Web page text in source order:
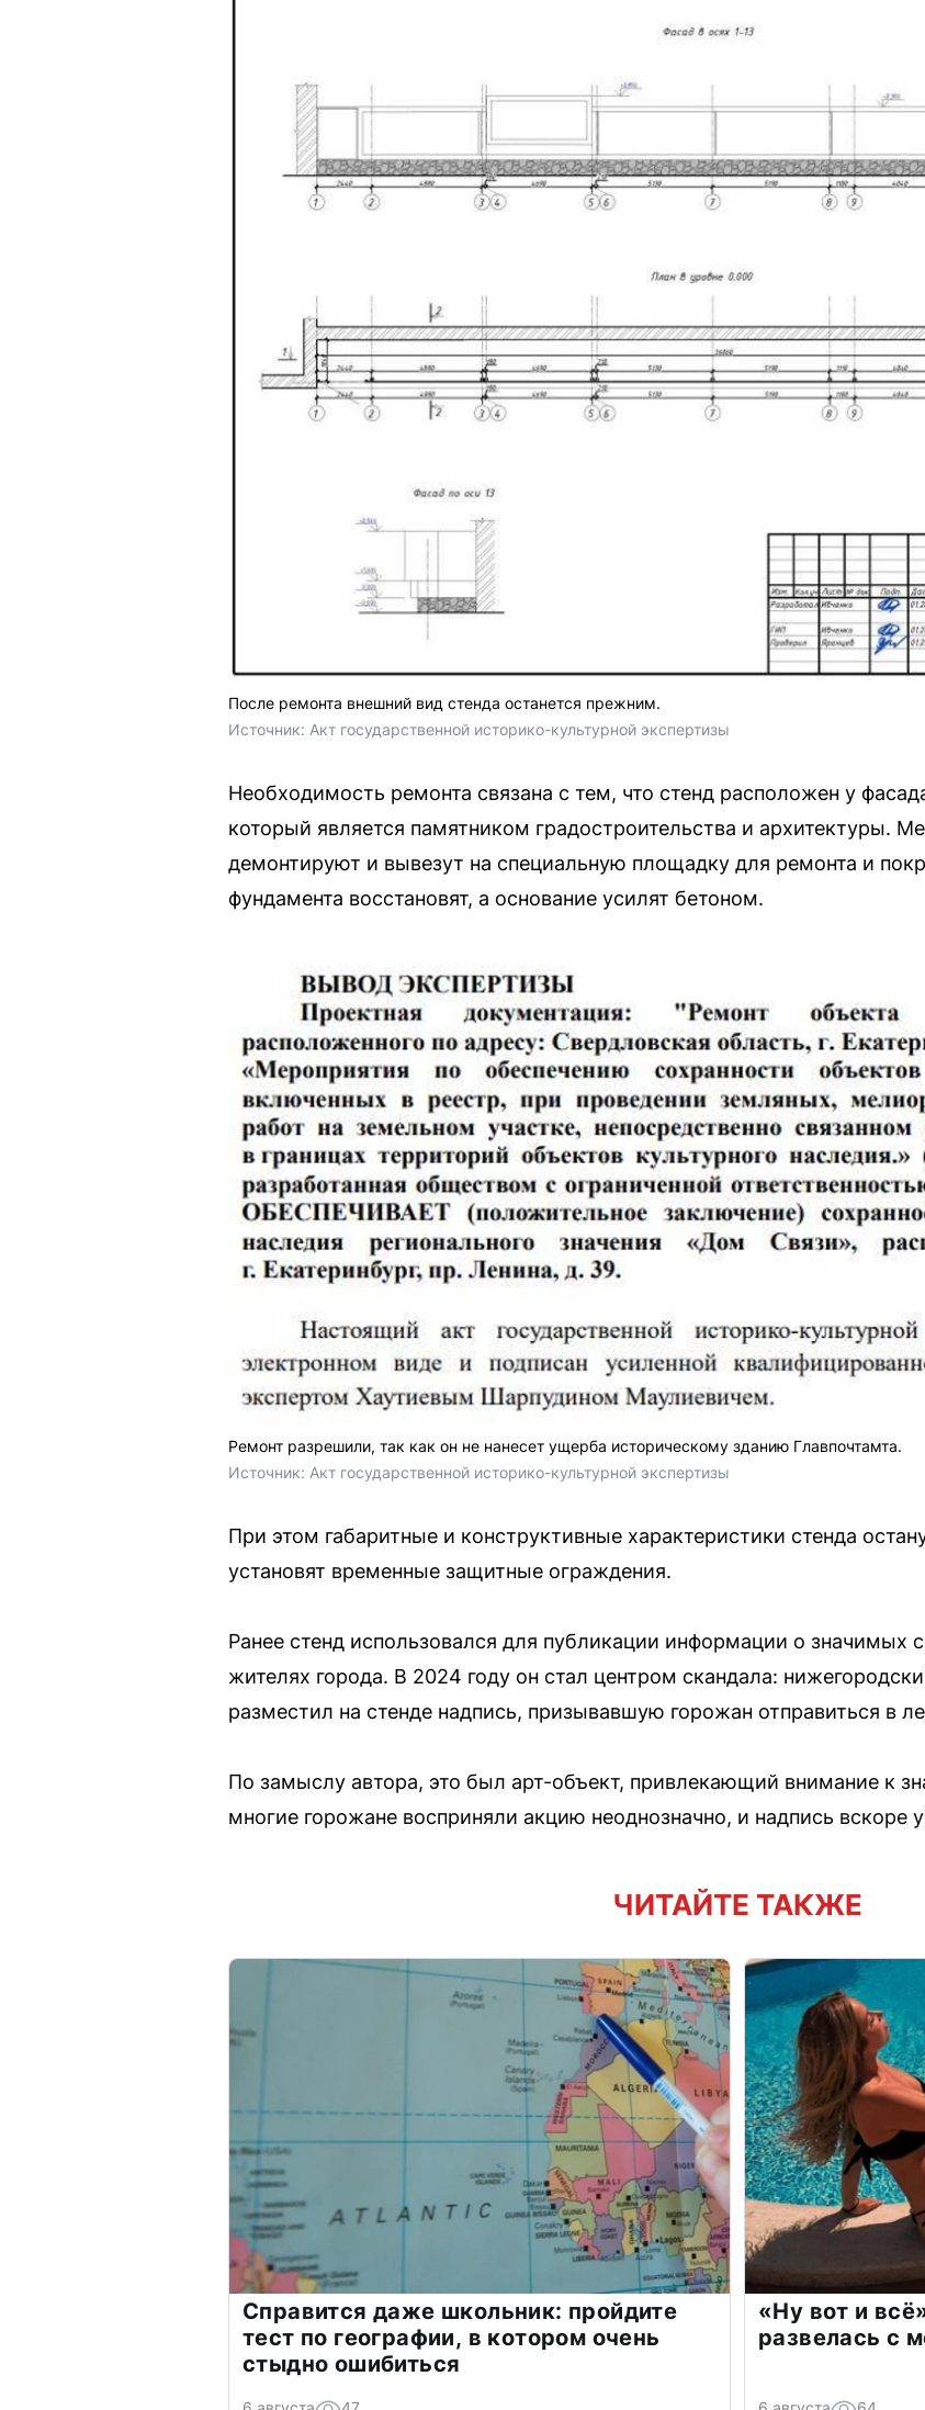
После ремонта внешний вид стенда останется прежним.
Источник: Акт государственной историко-культурной экспертизы
Необходимость ремонта связана с тем, что стенд расположен у
который является памятником градостроительства и архитектуры.
демонтируют и вывезут на специальную площадку для ремонта и
фундамента восстановят, а основание усилят бетоном.
Ремонт разрешили, так как он не нанесет ущерба историческому зданию Главпочтамта.
Источник: Акт государственной историко-культурной экспертизы
При этом габаритные и конструктивные характеристики стенда
установят временные защитные ограждения.
Ранее стенд использовался для публикации информации о
жителях города. В 2024 году он стал центром скандала:
разместил на стенде надпись, призывавшую горожан отправиться в
По замыслу автора, это был арт-объект, привлекающий внимание к
многие горожане восприняли акцию неоднозначно, и надпись вскоре
ЧИТАЙТЕ ТАКЖЕ
Справится даже школьник: пройдите
тест по географии, в котором очень
стыдно ошибиться
«Ну вот и
развелась с